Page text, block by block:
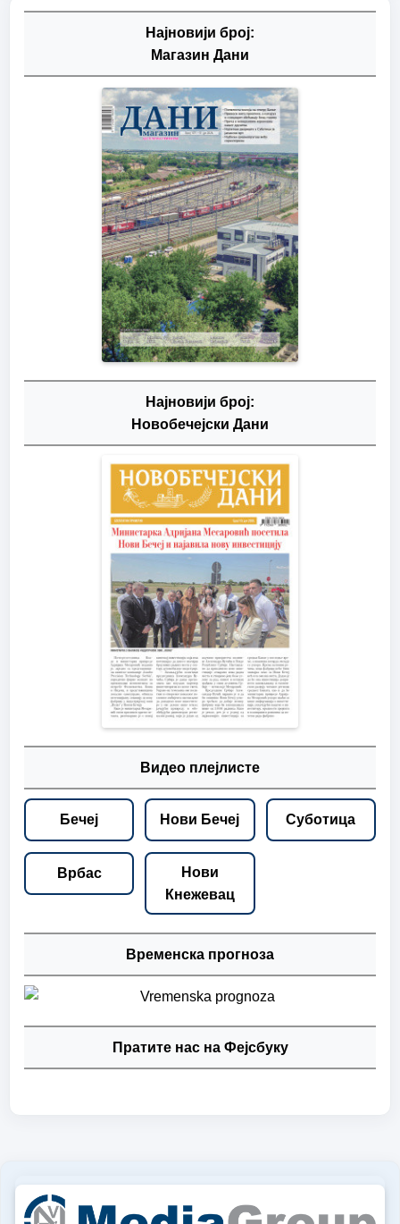
Најновији број:
Магазин Дани
Најновији број:
Новобечејски Дани
Видео плејлисте
Бечеј Нови Бечеј Суботица
Врбас
Нови
Кнежевац
Временска прогноза
Пратите нас на Фејсбуку